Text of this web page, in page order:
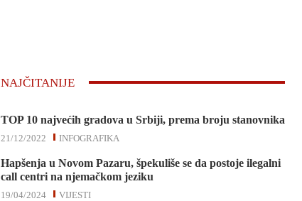
NAJČITANIJE
TOP 10 najvećih gradova u Srbiji, prema broju stanovnika
INFOGRAFIKA
21/12/2022
Hapšenja u Novom Pazaru, špekuliše se da postoje ilegalni
call centri na njemačkom jeziku
VIJESTI
19/04/2024